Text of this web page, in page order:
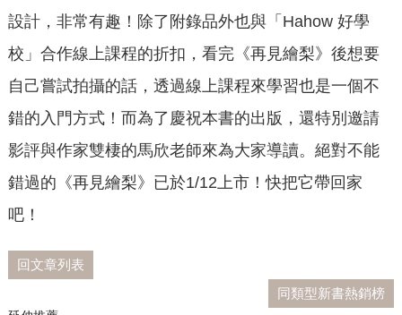
設計，非常有趣！除了附錄品外也與「Hahow 好學
校」合作線上課程的折扣，看完《再見繪梨》後想要
自己嘗試拍攝的話，透過線上課程來學習也是一個不
錯的入門方式！而為了慶祝本書的出版，還特別邀請
影評與作家雙棲的馬欣老師來為大家導讀。絕對不能
錯過的《再見繪梨》已於1/12上市！快把它帶回家
吧！
回文章列表
同類型新書熱銷榜